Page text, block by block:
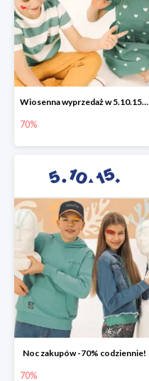
Wiosenna wyprzedaż w 5.10.15 -70%
70%
Noc zakupów -70% codziennie!
70%